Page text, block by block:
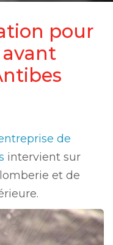
pour
de
intervient sur
et de